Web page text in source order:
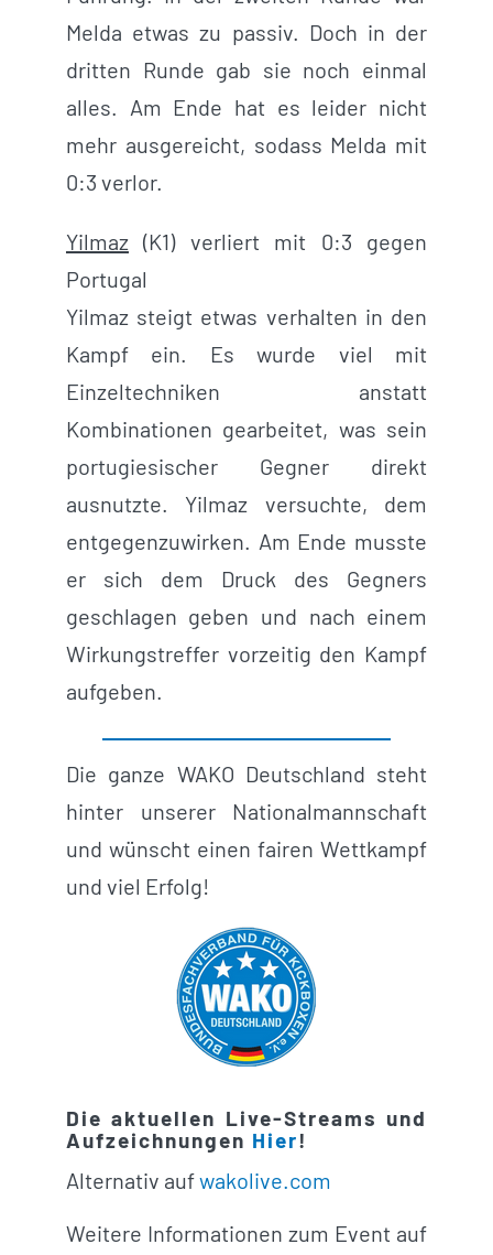
Melda etwas zu passiv. Doch in der
dritten Runde gab sie noch einmal
alles. Am Ende hat es leider nicht
mehr ausgereicht, sodass Melda mit
0:3 verlor.
Yilmaz(K1) verliert mit 0:3 gegen
Portugal
Yilmaz steigt etwas verhalten in den
Kampf ein. Es wurde viel mit
Einzeltechniken anstatt
Kombinationen gearbeitet, was sein
portugiesischer Gegner direkt
ausnutzte. Yilmaz versuchte, dem
entgegenzuwirken. Am Ende musste
er sich dem Druck des Gegners
geschlagen geben und nach einem
Wirkungstreffer vorzeitig den Kampf
aufgeben.
Die ganze WAKO Deutschland steht
hinter unserer Nationalmannschaft
und wünscht einen fairen Wettkampf
und viel Erfolg!
Die aktuellen Live-Streams und
Aufzeichnungen Hier!
Alternativ aufwakolive.com
Weitere Informationen zum Event auf